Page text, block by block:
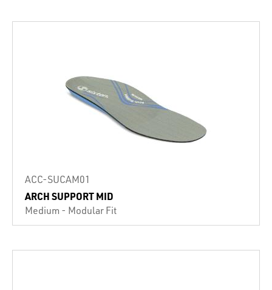
ACC-SUCAM01
ARCH SUPPORT MID
Medium - Modular Fit